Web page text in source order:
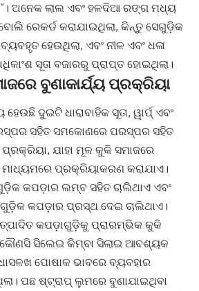
ଅନେକ ଲାଲ ଏବଂ ହଳଦିଆ ରଙ୍ଗ ମଧ୍ୟ
ରେକର୍ଡ କରାଯାଇଥିଲା, କିନ୍ତୁ ସେଗୁଡ଼ିକ
ହେଉଥିଲା, ଏବଂ ନୀଳ ଏବଂ ଧଳା
ସୂତା ବଜାରରୁ ପ୍ରାପ୍ତ ହୋଇଥିଲା।
ବୁଣାକାର୍ଯ୍ୟ ପ୍ରକ୍ରିୟା
ହେଉଛି ଦୁଇଟି ଧାରାବାହିକ ସୂତା, ୱାର୍ପ୍ ଏବଂ
ସହିତ ସମକୋଣରେ ପରସ୍ପର ସହିତ
ଯାହା ମୂଳ କୁକି ସମାଜରେ
ପ୍ରକ୍ରିୟାକରଣ କରାଯାଏ।
କପଡ଼ାର ଲମ୍ବ ସହିତ ଚାଲିଥାଏ ଏବଂ
କପଡ଼ାର ପ୍ରସ୍ଥ ଦେଇ ଚାଲିଥାଏ।
କପଡ଼ାଗୁଡ଼ିକୁ ପ୍ରାରମ୍ଭିକ କୁକି
କୌଣସି ସିଲେଇ କିମ୍ବା ସିଲାଇ ଆବଶ୍ୟକ
ପୋଷାକ ଭାବରେ ବ୍ୟବହାର
ପଛ ଷ୍ଟ୍ରାପ୍ ଲୁମରେ ବୁଣାଯାଇଥିବା